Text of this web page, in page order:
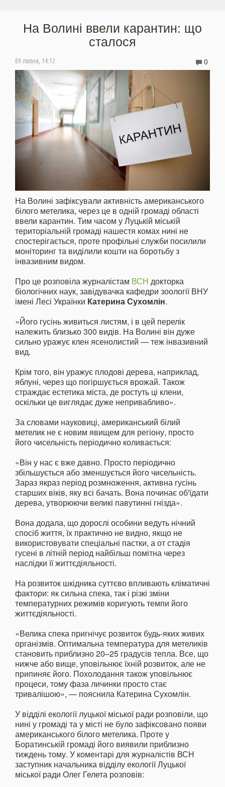
На Волині ввели карантин: що
сталося
09 липня, 14:12 0
На Волині зафіксували активність американського
білого метелика, через це в одній громаді області
ввели карантин. Тим часом у Луцькій міській
територіальній громаді нашестя комах нині не
спостерігається, проте профільні служби посилили
моніторинг та виділили кошти на боротьбу з
інвазивним видом.
Про це розповіла журналістам ВСН докторка
біологічних наук, завідувачка кафедри зоології ВНУ
імені Лесі Українки Катерина Сухомлін.
«Його гусінь живиться листям, і в цей перелік
належить близько 300 видів. На Волині він дуже
сильно уражує клен ясенолистий — теж інвазивний
вид.
Крім того, він уражує плодові дерева, наприклад,
яблуні, через що погіршується врожай. Також
страждає естетика міста, де ростуть ці клени,
оскільки це виглядає дуже непривабливо».
За словами науковиці, американський білий
метелик не є новим явищем для регіону, просто
його чисельність періодично коливається:
«Він у нас є вже давно. Просто періодично
збільшується або зменшується його чисельність.
Зараз якраз період розмноження, активна гусінь
старших віків, яку всі бачать. Вона починає об'їдати
дерева, утворюючи великі павутинні гнізда».
Вона додала, що дорослі особини ведуть нічний
спосіб життя, їх практично не видно, якщо не
використовувати спеціальні пастки, а от стадія
гусені в літній період найбільш помітна через
наслідки її життєдіяльності.
На розвиток шкідника суттєво впливають кліматичні
фактори: як сильна спека, так і різкі зміни
температурних режимів коригують темпи його
життєдіяльності.
«Велика спека пригнічує розвиток будь-яких живих
організмів. Оптимальна температура для метеликів
становить приблизно 20–25 градусів тепла. Все, що
нижче або вище, уповільнює їхній розвиток, але не
припиняє його. Похолодання також уповільнює
процеси, тому фаза личинки просто стає
тривалішою», — пояснила Катерина Сухомлін.
У відділі екології луцької міської ради розповіли, що
нині у громаді та у місті не було зафіксовано появи
американського білого метелика. Проте у
Боратинській громаді його виявили приблизно
тиждень тому. У коментарі для журналістів ВСН
заступник начальника відділу екології Луцької
міської ради Олег Гелета розповів: